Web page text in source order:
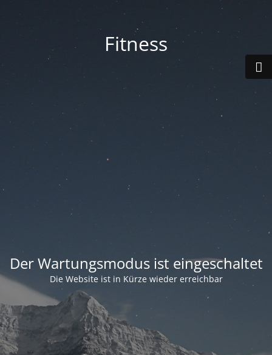
Fitness
Der Wartungsmodus ist eingeschaltet
Die Website ist in Kürze wieder erreichbar